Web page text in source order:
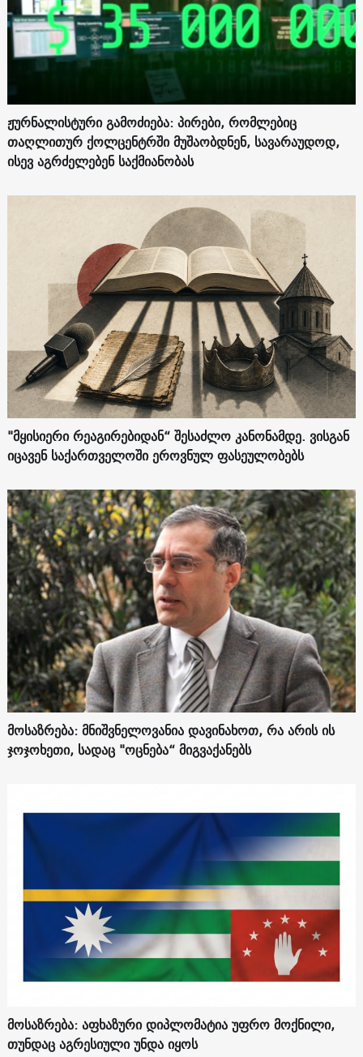
ჟურნალისტური გამოძიება: პირები, რომლებიც
თაღლითურ ქოლცენტრში მუშაობდნენ, სავარაუდოდ,
ისევ აგრძელებენ საქმიანობას
"მყისიერი რეაგირებიდან“ შესაძლო კანონამდე. ვისგან
იცავენ საქართველოში ეროვნულ ფასეულობებს
მოსაზრება: მნიშვნელოვანია დავინახოთ, რა არის ის
ჯოჯოხეთი, სადაც "ოცნება“ მიგვაქანებს
მოსაზრება: აფხაზური დიპლომატია უფრო მოქნილი,
თუნდაც აგრესიული უნდა იყოს